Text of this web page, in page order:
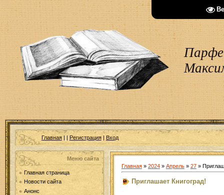
Главная| | Регистрация| Вход
Меню сайта
Главная страница
Новости сайта
Анонс
Главная» 2024 » Апрель » 27»
Приглашает Книгоград!